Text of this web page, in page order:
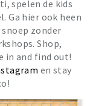
spelen de kids
Ga hier ook heen
zonder
Shop,
in and find out!
en stay